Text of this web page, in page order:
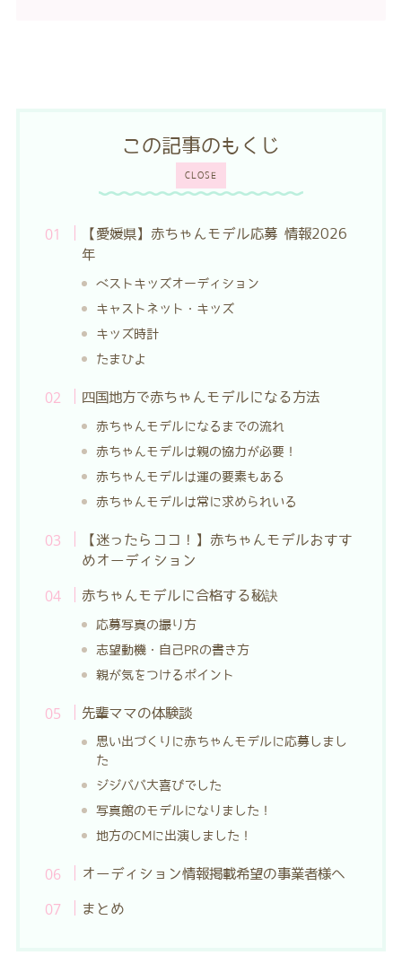
CLOSE
この記事のもくじ
【愛媛県】赤ちゃんモデル応募 情報2026
年
ベストキッズオーディション
キャストネット・キッズ
キッズ時計
たまひよ
四国地方で赤ちゃんモデルになる方法
赤ちゃんモデルになるまでの流れ
赤ちゃんモデルは親の協力が必要！
赤ちゃんモデルは運の要素もある
赤ちゃんモデルは常に求められいる
【迷ったらココ！】赤ちゃんモデルおすす
めオーディション
赤ちゃんモデルに合格する秘訣
応募写真の撮り方
志望動機・自己PRの書き方
親が気をつけるポイント
先輩ママの体験談
思い出づくりに赤ちゃんモデルに応募しまし
た
ジジババ大喜びでした
写真館のモデルになりました！
地方のCMに出演しました！
オーディション情報掲載希望の事業者様へ
まとめ